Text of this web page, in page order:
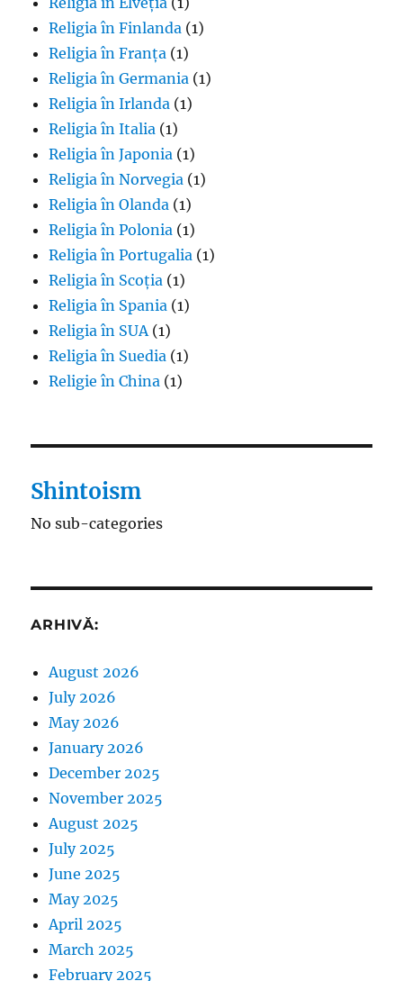
Religia în Finlanda (1)
Religia în Franța (1)
Religia în Germania (1)
Religia în Irlanda (1)
Religia în Italia (1)
Religia în Japonia (1)
Religia în Norvegia (1)
Religia în Olanda (1)
Religia în Polonia (1)
Religia în Portugalia (1)
Religia în Scoția (1)
Religia în Spania (1)
Religia în SUA (1)
Religia în Suedia (1)
Religie în China (1)
Shintoism
No sub-categories
ARHIVĂ:
August 2026
July 2026
May 2026
January 2026
December 2025
November 2025
August 2025
July 2025
June 2025
May 2025
April 2025
March 2025
February 2025